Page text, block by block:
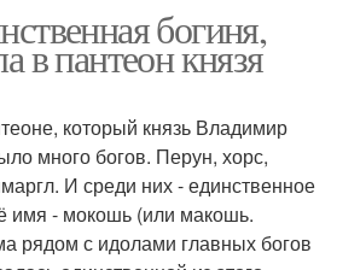
богиня,
в пантеон князя
который князь Владимир
много богов. Перун, хорс,
И среди них - единственное
имя - мокошь (или макошь.
рядом с идолами главных богов